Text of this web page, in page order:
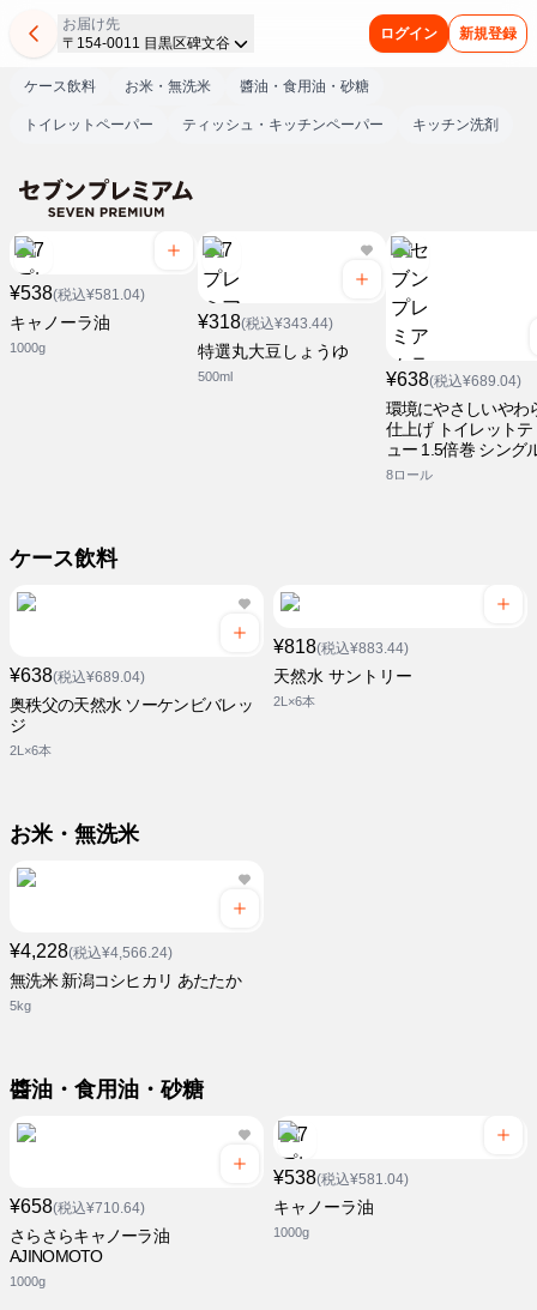
お届け先
〒154-0011 目黒区碑文谷
ログイン 新規登録
ケース飲料 お米・無洗米 醬油・食用油・砂糖
トイレットペーパー ティッシュ・キッチンペーパー キッチン洗剤
¥538(税込¥581.04)
キャノーラ油
1000g
¥318(税込¥343.44)
特選丸大豆しょうゆ
500ml ¥638(税込¥689.04)
環境にやさしいやわ
仕上げ トイレットテ
ュー 1.5倍巻 シング
8ロール
ケース飲料
¥638(税込¥689.04)
奥秩父の天然水 ソーケンビバレッ
ジ
2L×6本
¥818(税込¥883.44)
天然水 サントリー
2L×6本
お米・無洗米
¥4,228(税込¥4,566.24)
無洗米 新潟コシヒカリ あたたか
5kg
醬油・食用油・砂糖
¥658(税込¥710.64)
さらさらキャノーラ油
AJINOMOTO
1000g
¥538(税込¥581.04)
キャノーラ油
1000g